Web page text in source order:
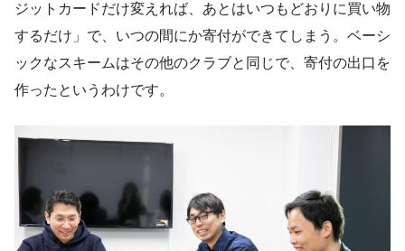
ジットカードだけ変えれば、あとはいつもどおりに買い物
するだけ」で、いつの間にか寄付ができてしまう。ベーシ
ックなスキームはその他のクラブと同じで、寄付の出口を
作ったというわけです。